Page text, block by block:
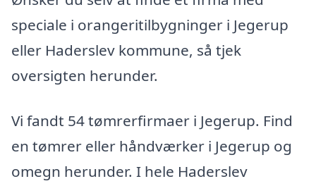
speciale i orangeritilbygninger i Jegerup
eller Haderslev kommune, så tjek
oversigten herunder.
Vi fandt 54 tømrerfirmaer i Jegerup. Find
en tømrer eller håndværker i Jegerup og
omegn herunder. I hele Haderslev